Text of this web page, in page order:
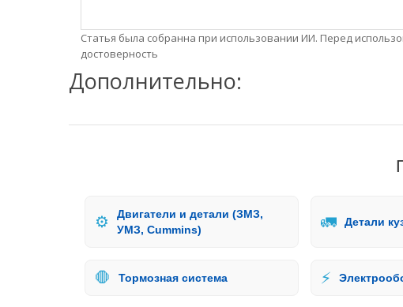
Статья была собранна при использовании ИИ. Перед
достоверность
Дополнительно:
⚙️
Двигатели и детали (ЗМЗ,
УМЗ, Cummins)
🚛 Детали
🛑 Тормозная система ⚡